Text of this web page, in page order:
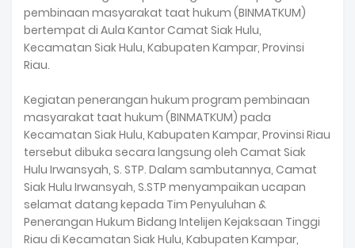
pembinaan masyarakat taat hukum (BINMATKUM)
bertempat di Aula Kantor Camat Siak Hulu,
Kecamatan Siak Hulu, Kabupaten Kampar, Provinsi
Riau.
Kegiatan penerangan hukum program pembinaan
masyarakat taat hukum (BINMATKUM) pada
Kecamatan Siak Hulu, Kabupaten Kampar, Provinsi Riau
tersebut dibuka secara langsung oleh Camat Siak
Hulu Irwansyah, S. STP. Dalam sambutannya, Camat
Siak Hulu Irwansyah, S.STP menyampaikan ucapan
selamat datang kepada Tim Penyuluhan &
Penerangan Hukum Bidang Intelijen Kejaksaan Tinggi
Riau di Kecamatan Siak Hulu, Kabupaten Kampar,